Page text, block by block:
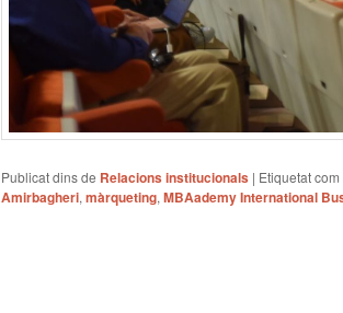
Publicat dins de Relacions institucionals | Etiquetat com
Amirbagheri, màrqueting, MBAademy International